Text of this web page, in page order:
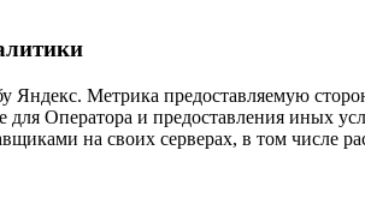
Яндекс. Метрика предоставляемую
для Оператора и предоставления иных
на своих серверах, в том числе